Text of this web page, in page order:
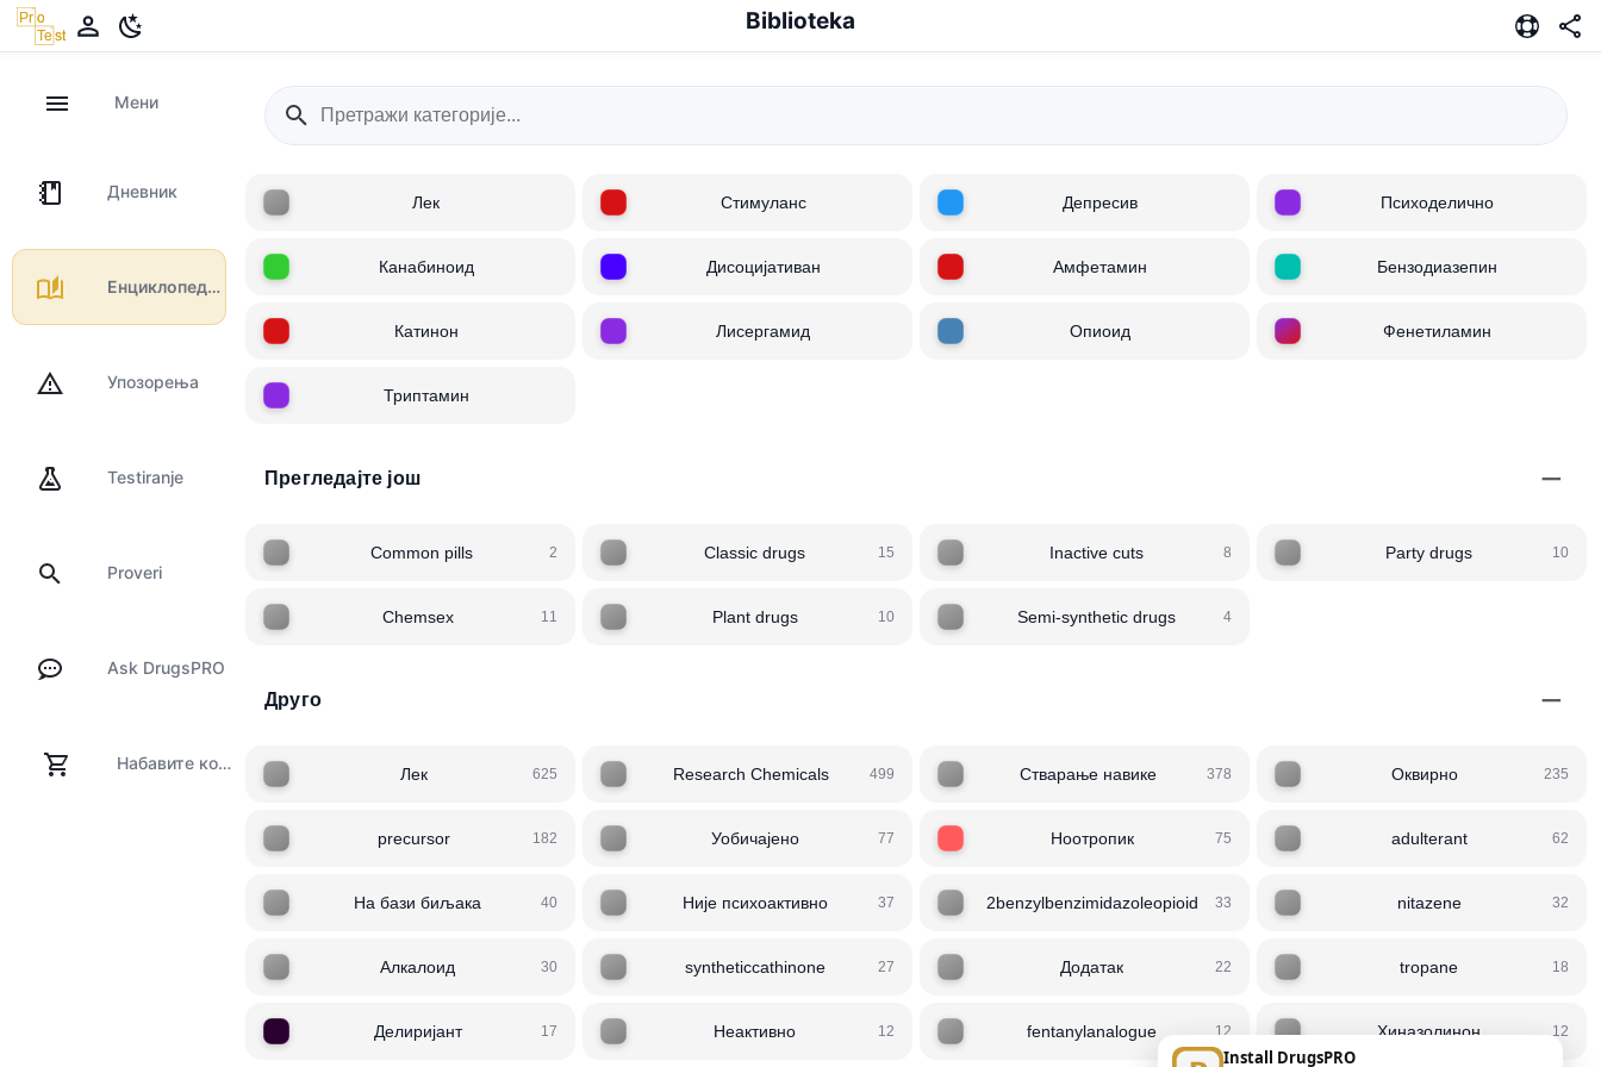
Biblioteka
Мени
Дневник
Енциклопедија
Упозорења
Testiranje
Proveri
Ask DrugsPRO
Набавите комплет за тестирање
Лек Стимуланс Депресив Психоделично
Канабиноид Дисоцијативан Амфетамин Бензодиазепин
Катинон Лисергамид Опиоид Фенетиламин
Триптамин
Прегледајте још −
Common pills 2 Classic drugs 15 Inactive cuts 8 Party drugs 10
Chemsex 11 Plant drugs 10 Semi-synthetic drugs 4
Друго −
Лек 625 Research Chemicals 499 Стварање навике 378 Оквирно 235
precursor 182 Уобичајено 77 Ноотропик 75 adulterant 62
На бази биљака 40 Није психоактивно 37 2benzylbenzimidazoleopioid 33 nitazene 32
Алкалоид 30 syntheticcathinone 27 Додатак 22 tropane 18
Делиријант 17 Неактивно 12 fentanylanalogue 12 Хиназолинон 12
Install DrugsPRO